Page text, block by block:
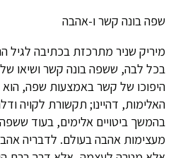
שפה בונה קשר ו-אהבה
מיריק שניר מתרכזת בכתיבה לגיל
בכל לבה, ששפה בונה קשר ושיאו
היפוכו של קשר באמצעות שפה,
האלימות, דהיינו; תקשורת לקויה
בהמשך ביטויים אלימים, בעוד
מעצימות אהבה בעולם. לדבריה